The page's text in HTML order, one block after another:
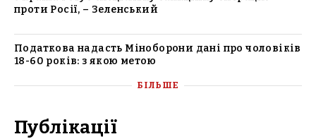
проти Росії, – Зеленський
Податкова надасть Міноборони дані про чоловіків
18-60 років: з якою метою
БІЛЬШЕ
Публікації